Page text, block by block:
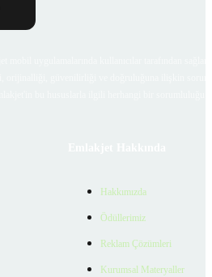
Hakkımızda
Ödüllerimiz
Reklam Çözümleri
Kurumsal Materyaller